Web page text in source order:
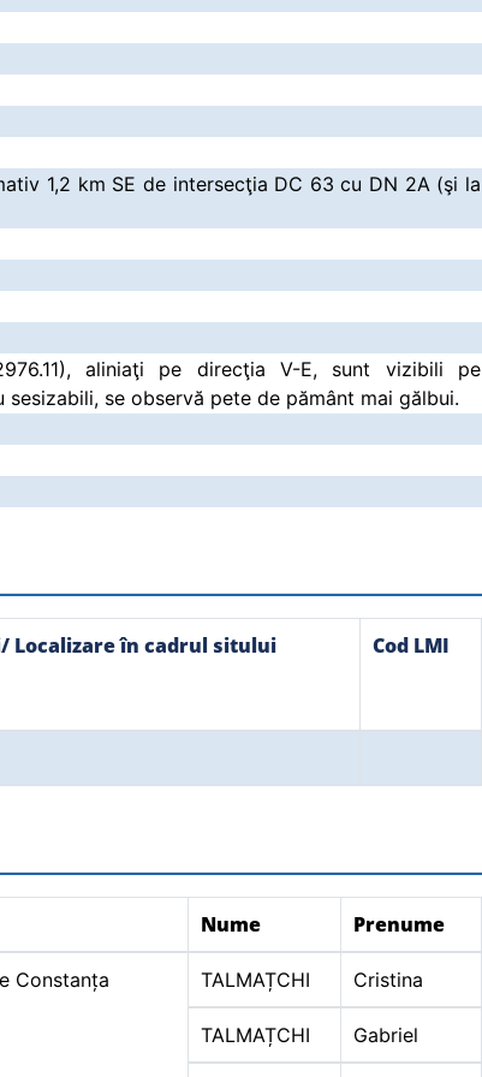
1,2 km SE de intersecţia DC 63 cu DN 2A (şi la
aliniaţi pe direcţia V-E, sunt vizibili pe
se observă pete de pământ mai gălbui.
Localizare în cadrul sitului Cod LMI
Nume Prenume
Constanța TALMAȚCHI Cristina
TALMAȚCHI Gabriel